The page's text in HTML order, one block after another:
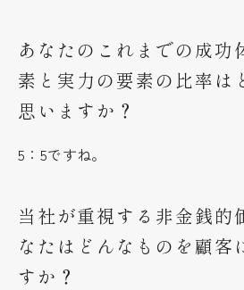
あなたのこれまでの成功
素と実力の要素の比率は
思いますか？
5：5ですね。
当社が重視する非金銭的
なたはどんなものを顧客
すか？